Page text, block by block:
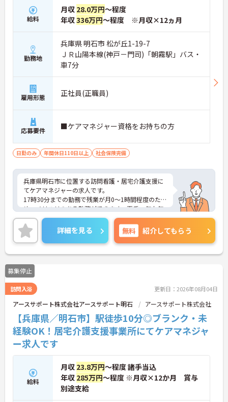
給料
月収 28.0万円～程度
年収336万円～程度 ※月収×12ヵ月
勤務地
兵庫県 明石市 松が丘1-19-7
ＪＲ山陽本線(神戸－門司)「朝霧駅」バス・
車7分
雇用形態 正社員(正職員)
応募要件 ■ケアマネジャー資格をお持ちの方
日勤のみ 年間休日110日以上 社会保険完備
兵庫県明石市に位置する訪問看護・居宅介護支援に
てケアマネジャーの求人です。
17時30分までの勤務で残業が月0～1時間程度のた
め、メリハリのある勤務ができます。夏季・年末年
始休暇もあり年間休日115日とお休みも多めですの
で、ご家庭や趣味などプライベートの時間もしっか
りと充実させることができます◎
ご興味のある方には、面接対策ポイントなど、さら
に詳細をご案内しますのでお気軽にご相談くださ
い！
詳細を見る 無料 紹介してもらう
募集停止
訪問入浴 更新日：2026年08月04日
アースサポート株式会社アースサポート明石 アースサポート株式会社
【兵庫県／明石市】駅徒歩10分◎ブランク・未
経験OK！居宅介護支援事業所にてケアマネジャ
ー求人です
給料
月収 23.8万円～程度 諸手当込
年収 285万円～程度 ※月収×12か月 賞与
別途支給